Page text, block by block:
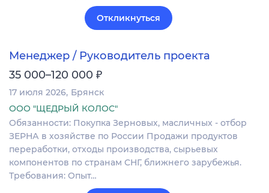
Откликнуться
Менеджер / Руководитель проекта
35 000–120 000 ₽
17 июля 2026 Брянск
ООО "ЩЕДРЫЙ КОЛОС"
Обязанности: Покупка Зерновых, масличных - отбор
ЗЕРНА в хозяйстве по России Продажи продуктов
переработки, отходы производства, сырьевых
компонентов по странам СНГ, ближнего зарубежья.
Требования: Опыт…